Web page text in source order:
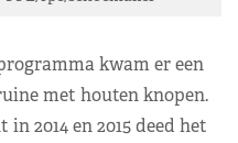
kwam er een
met houten knopen.
2014 en 2015 deed het